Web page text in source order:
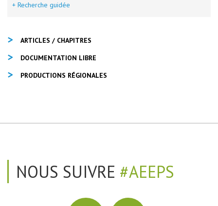
+ Recherche guidée
ARTICLES / CHAPITRES
DOCUMENTATION LIBRE
PRODUCTIONS RÉGIONALES
NOUS SUIVRE #AEEPS